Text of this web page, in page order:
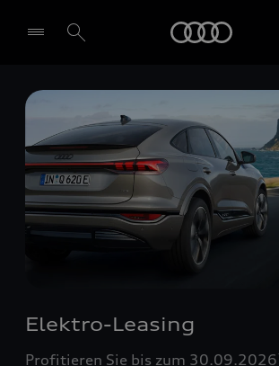
Händler wählen
Elektro-Leasing
Profitieren Sie bis zum 30.09.2026